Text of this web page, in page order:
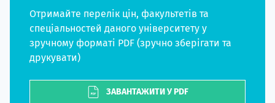
Отримайте перелік цін, факультетів та
спеціальностей даного університету у
зручному форматі PDF (зручно зберігати та
друкувати)
ЗАВАНТАЖИТИ У PDF